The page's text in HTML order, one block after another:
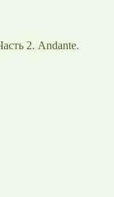
2. Andante.